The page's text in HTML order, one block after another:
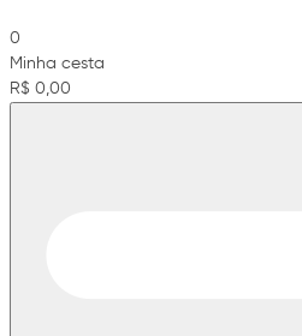
0
Minha cesta
R$ 0,00